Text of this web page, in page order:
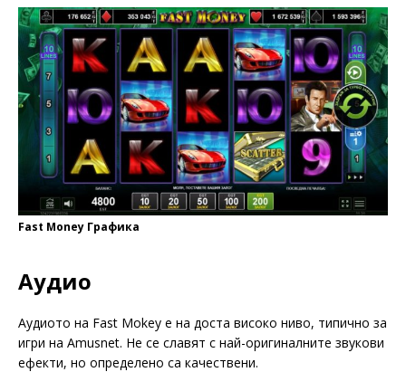
Fast Money Графика
Аудио
Аудиото на Fast Mokey е на доста високо ниво, типично за
игри на Amusnet. Не се славят с най-оригиналните звукови
ефекти, но определено са качествени.